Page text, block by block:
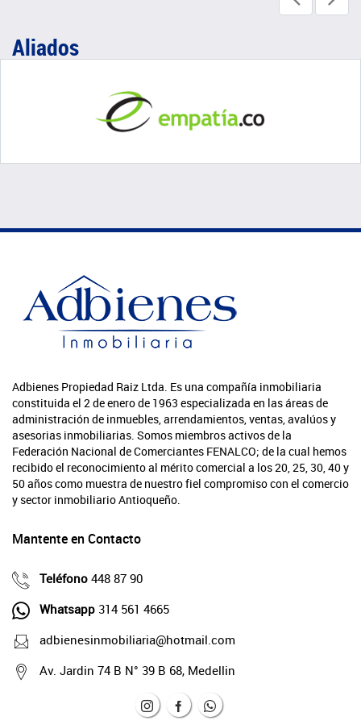
Aliados
Adbienes Propiedad Raiz Ltda. Es una compañía inmobiliaria
constituida el 2 de enero de 1963 especializada en las áreas de
administración de inmuebles, arrendamientos, ventas, avalúos y
asesorias inmobiliarias. Somos miembros activos de la
Federación Nacional de Comerciantes FENALCO; de la cual hemos
recibido el reconocimiento al mérito comercial a los 20, 25, 30, 40 y
50 años como muestra de nuestro fiel compromiso con el comercio
y sector inmobiliario Antioqueño.
Mantente en Contacto
Teléfono 448 87 90
Whatsapp 314 561 4665
adbienesinmobiliaria@hotmail.com
Av. Jardin 74 B N° 39 B 68, Medellin